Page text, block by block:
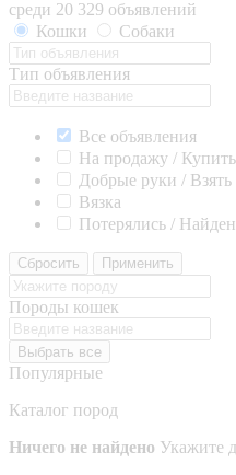
среди 20 329 объявлений
Кошки
Собаки
Тип объявления
Все объявления
На продажу / Купить
Добрые руки / Взять
Вязка
Потерялись /
Сбросить Применить
Породы кошек
Выбрать все
Популярные
Каталог пород
Ничего не найдено Укажите